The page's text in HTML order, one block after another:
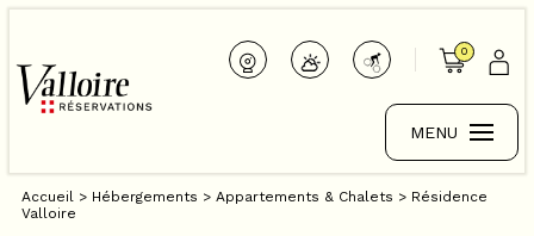
0
MENU
Accueil > Hébergements > Appartements & Chalets > Résidence
Valloire